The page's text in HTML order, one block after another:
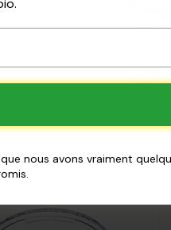
nous avons vraiment